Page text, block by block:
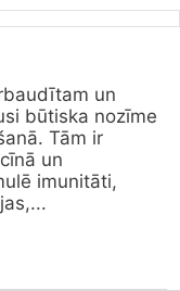
un
būtiska nozīme
Tām ir
un
imunitāti,